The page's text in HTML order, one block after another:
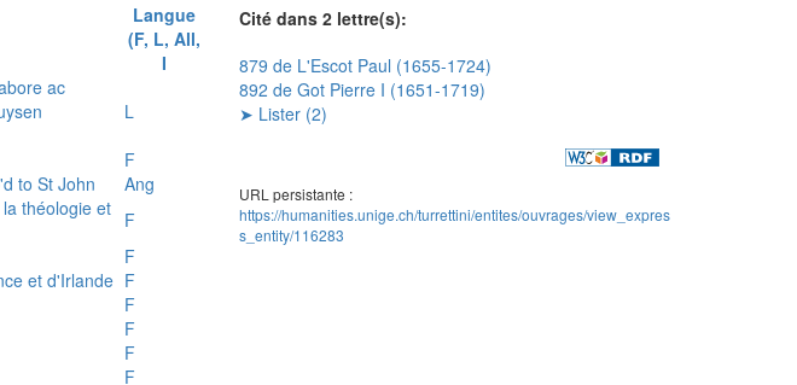
Langue
(F, L, All,
I
ac
L
F
to St John
Ang
théologie et F
F
et d'Irlande F
F
F
F
F
Cité dans 2 lettre(s):
879 de L'Escot Paul (1655-1724)
892 de Got Pierre I (1651-1719)
➤ Lister (2)
URL persistante :
https://humanities.unige.ch/turrettini/entites/ouvrages/view_expres
s_entity/116283